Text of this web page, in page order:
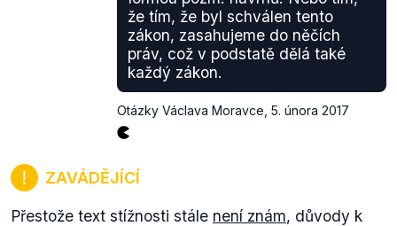
služebních míst nebo objem prostředků pro platy.
Všechny ostatní návrhy byly zamítnuty.
že tím, že byl schválen tento
zákon, zasahujeme do něčích
práv, což v podstatě dělá také
každý zákon.
Otázky Václava Moravce 5. února 2017
ZAVÁDĚJÍCÍ
Přestože text stížnosti stále není znám, důvody k